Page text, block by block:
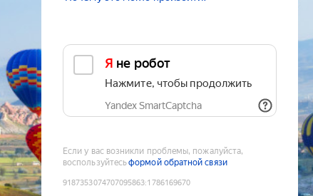
Я не робот
Нажмите, чтобы продолжить
Yandex SmartCaptcha
Если у вас возникли проблемы, пожалуйста,
воспользуйтесьформой обратной связи
9187353074707095863:1786169670